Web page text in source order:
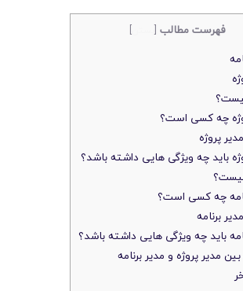
فهرست مطالب [بستن ]
چه کسی است؟
پروژه
باید چه ویژگی هایی داشته باشد؟
چه کسی است؟
برنامه
باید چه ویژگی هایی داشته باشد؟
مدیر پروژه و مدیر برنامه